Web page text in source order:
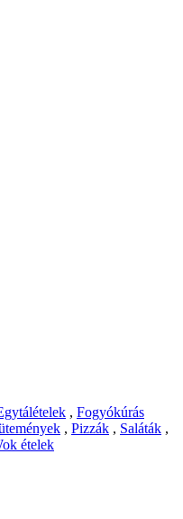
, Fogyókúrás
, Pizzák , Saláták ,
ételek